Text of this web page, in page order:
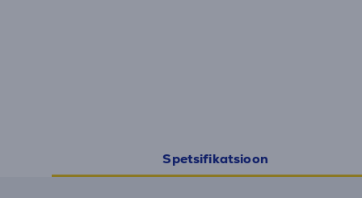
Spetsifikatsioon